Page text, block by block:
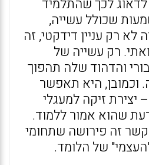
לכך שהתלמיד
שכולל עשייה,
לא רק עניין דידקטי, זה
ואתי. רק עשייה של
והדהוד שלה תהפוך
וכמובן, היא תאפשר
זיקה למעגלי
שהוא אמור ללמוד.
זה פירושה שתחומי
של הלומד.